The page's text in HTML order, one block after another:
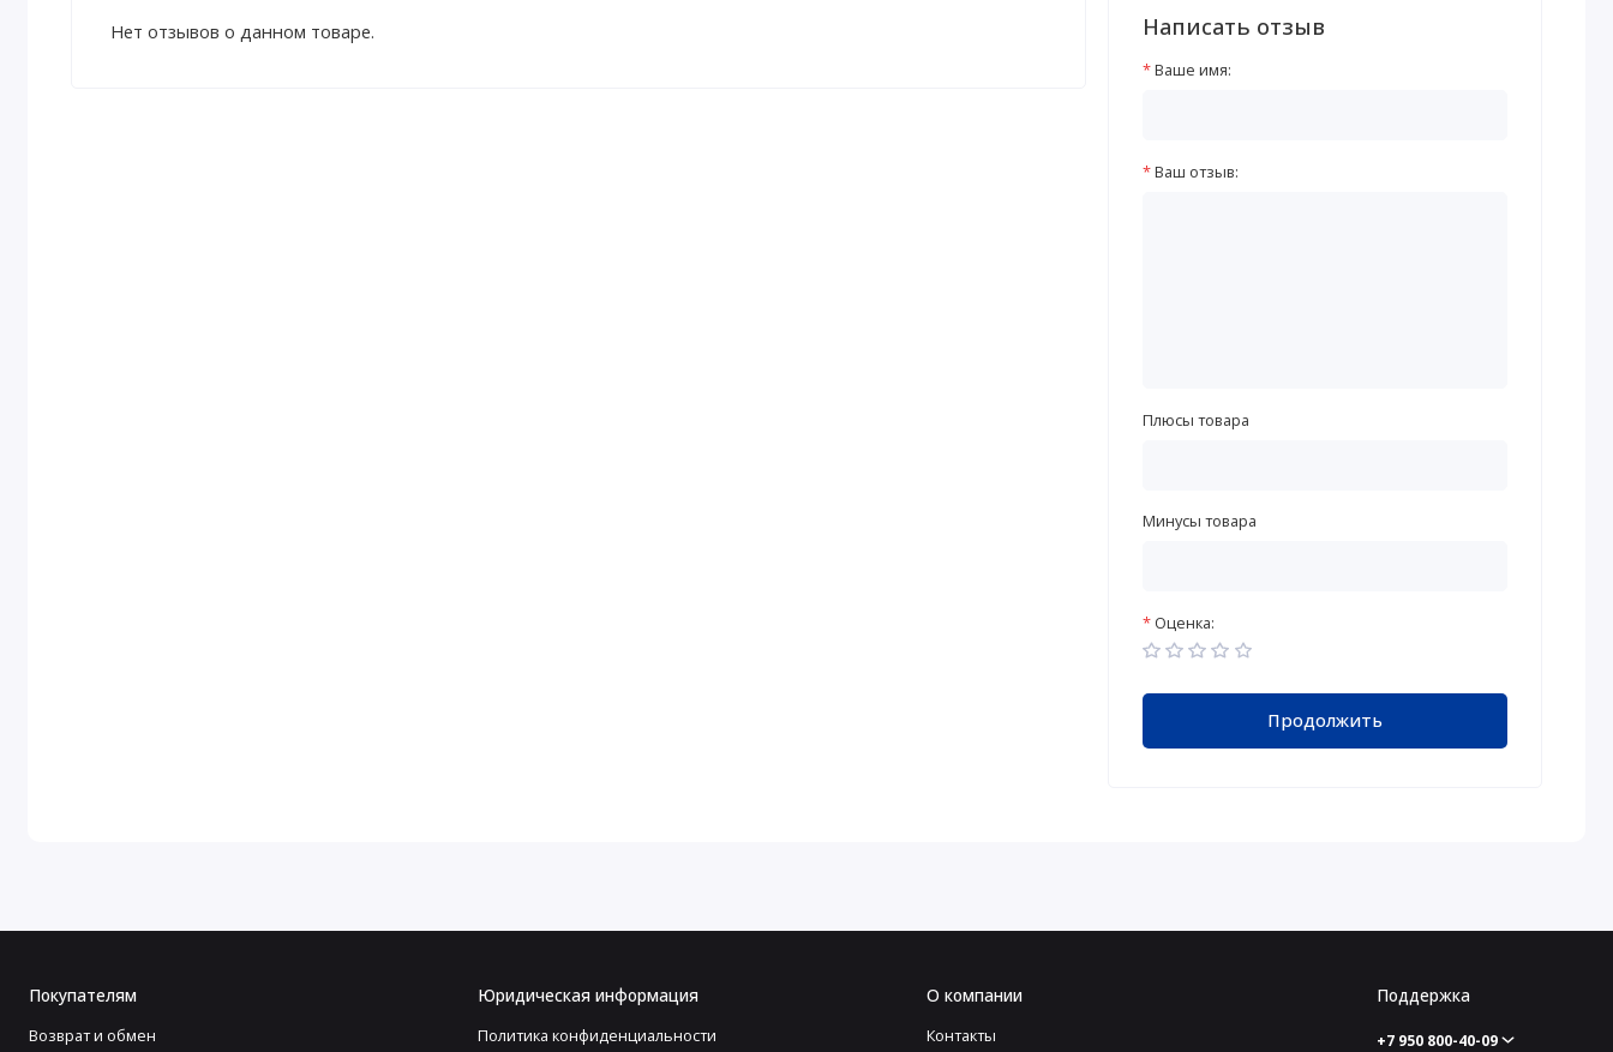
Нет отзывов о данном товаре. Написать отзыв
Ваше имя:
Ваш отзыв:
Плюсы товара
Минусы товара
Оценка:
Продолжить
Покупателям
Возврат и обмен
Юридическая информация
Политика конфиденциальности
О компании
Контакты
Поддержка
+7 950 800-40-09